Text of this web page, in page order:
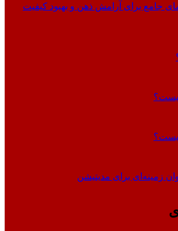
جامع برای آرامش ذهن و بهبود کیفیت
زمینه‌ای برای مدیتیشن